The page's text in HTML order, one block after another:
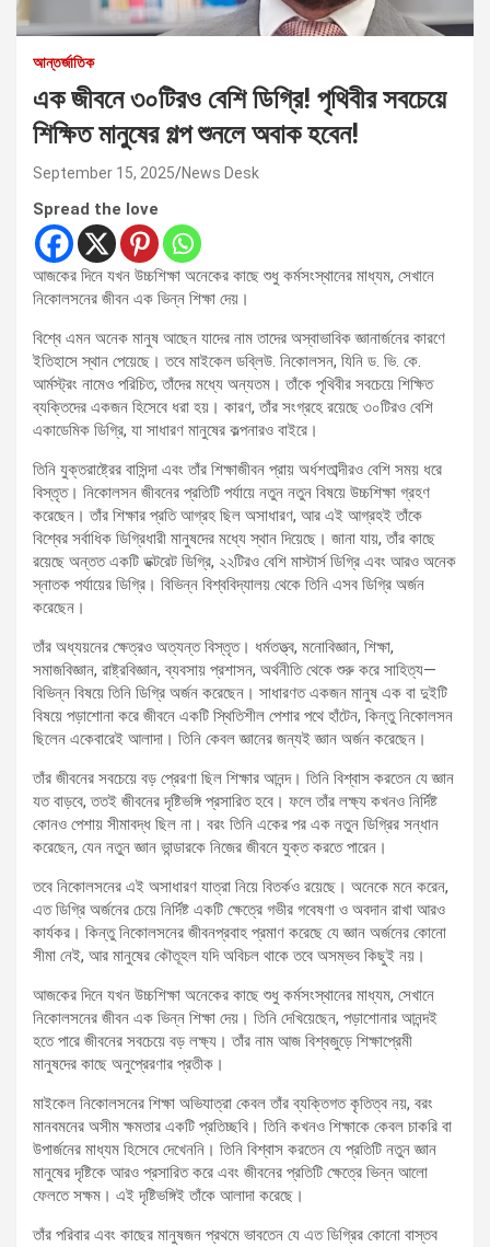
আন্তর্জাতিক
এক জীবনে ৩০টিরও বেশি ডিগ্রি! পৃথিবীর সবচেয়ে
শিক্ষিত মানুষের গল্প শুনলে অবাক হবেন!
September 15, 2025 News Desk
Spread the love
আজকের দিনে যখন উচ্চশিক্ষা অনেকের কাছে শুধু কর্মসংস্থানের মাধ্যম, সেখানে
নিকোলসনের জীবন এক ভিন্ন শিক্ষা দেয়।
বিশ্বে এমন অনেক মানুষ আছেন যাদের নাম তাদের অস্বাভাবিক জ্ঞানার্জনের কারণে
ইতিহাসে স্থান পেয়েছে। তবে মাইকেল ডব্লিউ. নিকোলসন, যিনি ড. ভি. কে.
আর্মস্ট্রং নামেও পরিচিত, তাঁদের মধ্যে অন্যতম। তাঁকে পৃথিবীর সবচেয়ে শিক্ষিত
ব্যক্তিদের একজন হিসেবে ধরা হয়। কারণ, তাঁর সংগ্রহে রয়েছে ৩০টিরও বেশি
একাডেমিক ডিগ্রি, যা সাধারণ মানুষের কল্পনারও বাইরে।
তিনি যুক্তরাষ্ট্রের বাসিন্দা এবং তাঁর শিক্ষাজীবন প্রায় অর্ধশতাব্দীরও বেশি সময় ধরে
বিস্তৃত। নিকোলসন জীবনের প্রতিটি পর্যায়ে নতুন নতুন বিষয়ে উচ্চশিক্ষা গ্রহণ
করেছেন। তাঁর শিক্ষার প্রতি আগ্রহ ছিল অসাধারণ, আর এই আগ্রহই তাঁকে
বিশ্বের সর্বাধিক ডিগ্রিধারী মানুষদের মধ্যে স্থান দিয়েছে। জানা যায়, তাঁর কাছে
রয়েছে অন্তত একটি ডক্টরেট ডিগ্রি, ২২টিরও বেশি মাস্টার্স ডিগ্রি এবং আরও অনেক
স্নাতক পর্যায়ের ডিগ্রি। বিভিন্ন বিশ্ববিদ্যালয় থেকে তিনি এসব ডিগ্রি অর্জন
করেছেন।
তাঁর অধ্যয়নের ক্ষেত্রও অত্যন্ত বিস্তৃত। ধর্মতত্ত্ব, মনোবিজ্ঞান, শিক্ষা,
সমাজবিজ্ঞান, রাষ্ট্রবিজ্ঞান, ব্যবসায় প্রশাসন, অর্থনীতি থেকে শুরু করে সাহিত্য—
বিভিন্ন বিষয়ে তিনি ডিগ্রি অর্জন করেছেন। সাধারণত একজন মানুষ এক বা দুইটি
বিষয়ে পড়াশোনা করে জীবনে একটি স্থিতিশীল পেশার পথে হাঁটেন, কিন্তু নিকোলসন
ছিলেন একেবারেই আলাদা। তিনি কেবল জ্ঞানের জন্যই জ্ঞান অর্জন করেছেন।
তাঁর জীবনের সবচেয়ে বড় প্রেরণা ছিল শিক্ষার আনন্দ। তিনি বিশ্বাস করতেন যে জ্ঞান
যত বাড়বে, ততই জীবনের দৃষ্টিভঙ্গি প্রসারিত হবে। ফলে তাঁর লক্ষ্য কখনও নির্দিষ্ট
কোনও পেশায় সীমাবদ্ধ ছিল না। বরং তিনি একের পর এক নতুন ডিগ্রির সন্ধান
করেছেন, যেন নতুন জ্ঞান ভান্ডারকে নিজের জীবনে যুক্ত করতে পারেন।
তবে নিকোলসনের এই অসাধারণ যাত্রা নিয়ে বিতর্কও রয়েছে। অনেকে মনে করেন,
এত ডিগ্রি অর্জনের চেয়ে নির্দিষ্ট একটি ক্ষেত্রে গভীর গবেষণা ও অবদান রাখা আরও
কার্যকর। কিন্তু নিকোলসনের জীবনপ্রবাহ প্রমাণ করেছে যে জ্ঞান অর্জনের কোনো
সীমা নেই, আর মানুষের কৌতূহল যদি অবিচল থাকে তবে অসম্ভব কিছুই নয়।
আজকের দিনে যখন উচ্চশিক্ষা অনেকের কাছে শুধু কর্মসংস্থানের মাধ্যম, সেখানে
নিকোলসনের জীবন এক ভিন্ন শিক্ষা দেয়। তিনি দেখিয়েছেন, পড়াশোনার আনন্দই
হতে পারে জীবনের সবচেয়ে বড় লক্ষ্য। তাঁর নাম আজ বিশ্বজুড়ে শিক্ষাপ্রেমী
মানুষদের কাছে অনুপ্রেরণার প্রতীক।
মাইকেল নিকোলসনের শিক্ষা অভিযাত্রা কেবল তাঁর ব্যক্তিগত কৃতিত্ব নয়, বরং
মানবমনের অসীম ক্ষমতার একটি প্রতিচ্ছবি। তিনি কখনও শিক্ষাকে কেবল চাকরি বা
উপার্জনের মাধ্যম হিসেবে দেখেননি। তিনি বিশ্বাস করতেন যে প্রতিটি নতুন জ্ঞান
মানুষের দৃষ্টিকে আরও প্রসারিত করে এবং জীবনের প্রতিটি ক্ষেত্রে ভিন্ন আলো
ফেলতে সক্ষম। এই দৃষ্টিভঙ্গিই তাঁকে আলাদা করেছে।
তাঁর পরিবার এবং কাছের মানুষজন প্রথমে ভাবতেন যে এত ডিগ্রির কোনো বাস্তব